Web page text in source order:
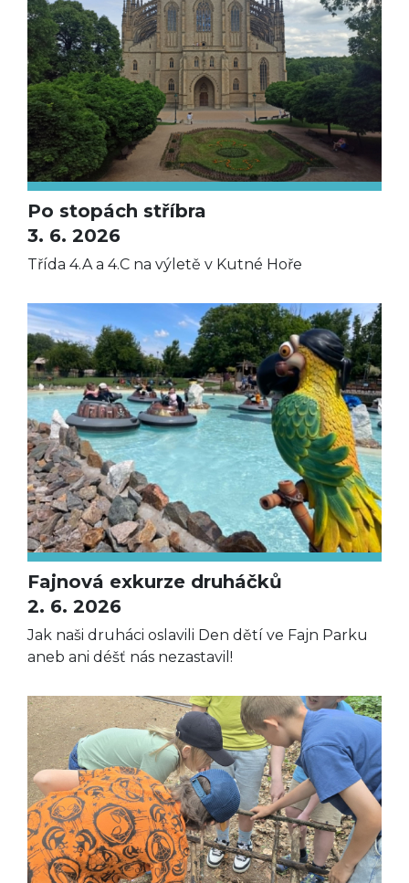
Po stopách stříbra
3. 6. 2026
Třída 4.A a 4.C na výletě v Kutné Hoře
Fajnová exkurze druháčků
2. 6. 2026
Jak naši druháci oslavili Den dětí ve Fajn Parku
aneb ani déšť nás nezastavil!